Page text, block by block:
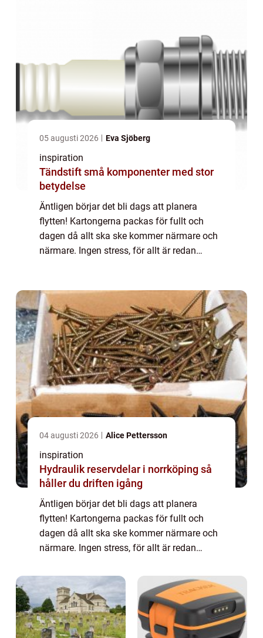
05 augusti 2026 Eva Sjöberg
inspiration
Tändstift små komponenter med stor
betydelse
Äntligen börjar det bli dags att planera
flytten! Kartongerna packas för fullt och
dagen då allt ska ske kommer närmare och
närmare. Ingen stress, för allt är redan
04 augusti 2026 Alice Pettersson
inspiration
Hydraulik reservdelar i norrköping så
håller du driften igång
Äntligen börjar det bli dags att planera
flytten! Kartongerna packas för fullt och
dagen då allt ska ske kommer närmare och
närmare. Ingen stress, för allt är redan
Norrköpingvisat sig ha, som kan flytta d...